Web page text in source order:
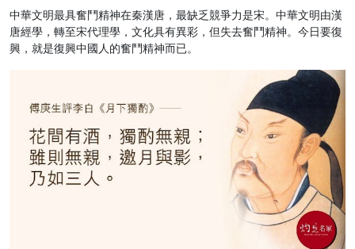
中華文明最具奮鬥精神在秦漢唐，最缺乏競爭力是宋。中華文明由漢
唐經學，轉至宋代理學，文化具有異彩，但失去奮鬥精神。今日要復
興，就是復興中國人的奮鬥精神而已。